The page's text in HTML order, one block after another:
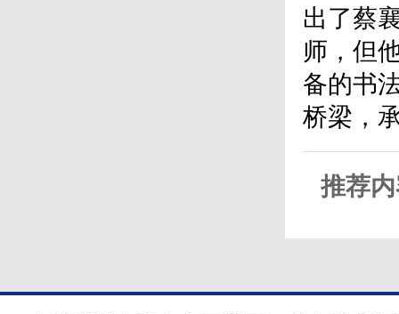
出了蔡
师，但
备的书
桥梁，
推荐